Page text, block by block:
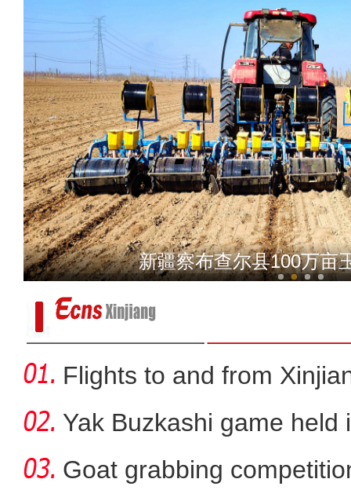
新疆麦盖提县：出游人气
新疆察布查尔县100万亩
Flights to and from
Yak Buzkashi game held
Goat grabbing